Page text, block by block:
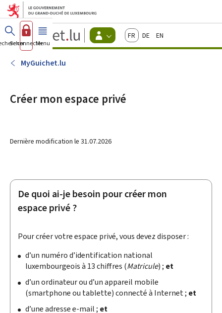
Aller au menu principal
Aller au contenu
Guichet.lu
Changer
d'espace
FrançaisDeutschEnglish
Se connecterMenu principal
MyGuichet.lu
Créer mon espace privé
Dernière modification le 31.07.2026
De quoi ai-je besoin pour créer mon
espace privé ?
Pour créer votre espace privé, vous devez disposer :
d’un numéro d’identification national
luxembourgeois à 13 chiffres (Matricule) ; et
d’un ordinateur ou d’un appareil mobile
(smartphoneou tablette) connecté à Internet ; et
d’une adresse e-mail ; et